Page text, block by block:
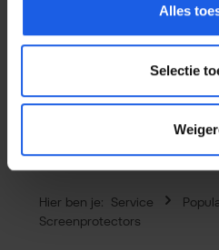
Alles
Selectie
Het scherm is een van de
van je smartphone en een
Hier ben je: Service
Screenprotectors